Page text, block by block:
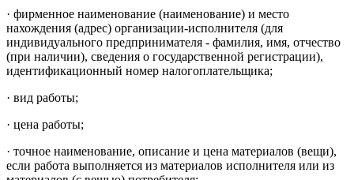
· фирменное наименование (наименование) и место
нахождения (адрес) организации-исполнителя (для
индивидуального предпринимателя - фамилия, имя, отчество
(при наличии), сведения о государственной регистрации),
идентификационный номер налогоплательщика;
· вид работы;
· цена работы;
· точное наименование, описание и цена материалов (вещи),
если работа выполняется из материалов исполнителя или из